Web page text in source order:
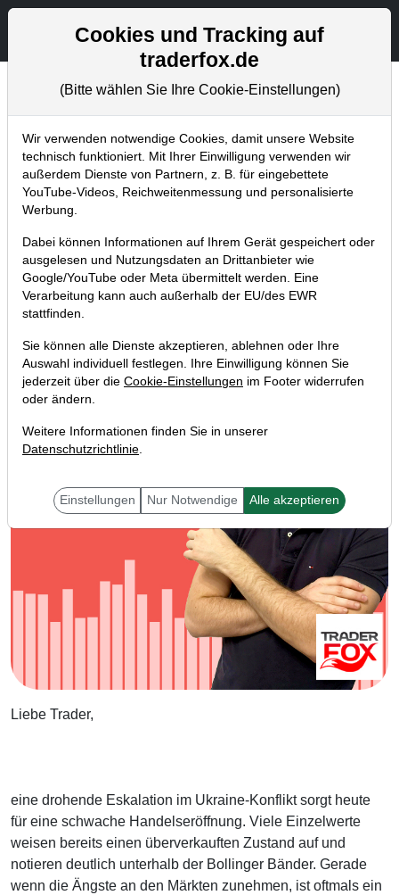
Aktien- und Artikelsuche
Trader-Blog
Home Blog Trader-Blog
Kriegsangst sorgt für
antizyklische Trading-
Chancen!
22.02.2022 um 11:10 Uhr |A. Zehetner
Liebe Trader,
eine drohende Eskalation im Ukraine-Konflikt sorgt heute
für eine schwache Handelseröffnung. Viele Einzelwerte
weisen bereits einen überverkauften Zustand auf und
notieren deutlich unterhalb der Bollinger Bänder. Gerade
wenn die Ängste an den Märkten zunehmen, ist oftmals ein
Cookies und Tracking auf
traderfox.de
(Bitte wählen Sie Ihre Cookie-Einstellungen)
Wir verwenden notwendige Cookies, damit unsere Website
technisch funktioniert. Mit Ihrer Einwilligung verwenden wir
außerdem Dienste von Partnern, z. B. für eingebettete
YouTube-Videos, Reichweitenmessung und personalisierte
Werbung.
Dabei können Informationen auf Ihrem Gerät gespeichert oder
ausgelesen und Nutzungsdaten an Drittanbieter wie
Google/YouTube oder Meta übermittelt werden. Eine
Verarbeitung kann auch außerhalb der EU/des EWR
stattfinden.
Sie können alle Dienste akzeptieren, ablehnen oder Ihre
Auswahl individuell festlegen. Ihre Einwilligung können Sie
jederzeit über die Cookie-Einstellungen im Footer widerrufen
oder ändern.
Weitere Informationen finden Sie in unserer
Datenschutzrichtlinie.
Einstellungen Nur Notwendige Alle akzeptieren